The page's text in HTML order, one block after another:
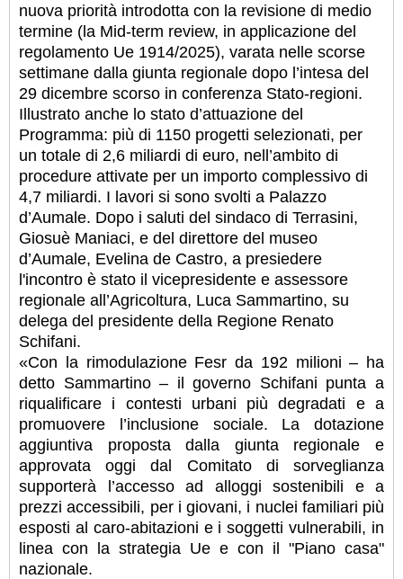
nuova priorità introdotta con la revisione di medio
termine (la Mid-term review, in applicazione del
regolamento Ue 1914/2025), varata nelle scorse
settimane dalla giunta regionale dopo l’intesa del
29 dicembre scorso in conferenza Stato-regioni.
Illustrato anche lo stato d’attuazione del
Programma: più di 1150 progetti selezionati, per
un totale di 2,6 miliardi di euro, nell’ambito di
procedure attivate per un importo complessivo di
4,7 miliardi. I lavori si sono svolti a Palazzo
d’Aumale. Dopo i saluti del sindaco di Terrasini,
Giosuè Maniaci, e del direttore del museo
d’Aumale, Evelina de Castro, a presiedere
l'incontro è stato il vicepresidente e assessore
regionale all’Agricoltura, Luca Sammartino, su
delega del presidente della Regione Renato
Schifani.
«Con la rimodulazione Fesr da 192 milioni – ha
detto Sammartino – il governo Schifani punta a
riqualificare i contesti urbani più degradati e a
promuovere l’inclusione sociale. La dotazione
aggiuntiva proposta dalla giunta regionale e
approvata oggi dal Comitato di sorveglianza
supporterà l’accesso ad alloggi sostenibili e a
prezzi accessibili, per i giovani, i nuclei familiari più
esposti al caro-abitazioni e i soggetti vulnerabili, in
linea con la strategia Ue e con il "Piano casa"
nazionale.